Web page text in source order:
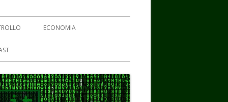
ECONOMIA